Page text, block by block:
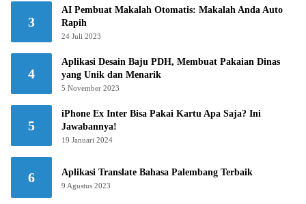
3
AI Pembuat Makalah Otomatis: Makalah Anda Auto
Rapih
24 Juli 2023
4
Aplikasi Desain Baju PDH, Membuat Pakaian Dinas
yang Unik dan Menarik
5 November 2023
5
iPhone Ex Inter Bisa Pakai Kartu Apa Saja? Ini
Jawabannya!
19 Januari 2024
6 Aplikasi Translate Bahasa Palembang Terbaik
9 Agustus 2023